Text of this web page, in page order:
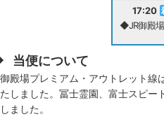
17:20
◆JR御殿
当便について
御殿場プレミアム・アウトレット線
たしました。冨士霊園、富士スピー
しました。